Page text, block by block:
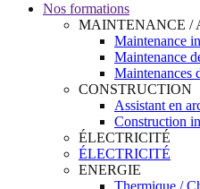
Nos formations
MAINTENANCE /
Maintenance
Maintenance
Maintenances
CONSTRUCTION
Assistant en
Construction
ÉLECTRICITÉ
ÉLECTRICITÉ
ENERGIE
Thermique /